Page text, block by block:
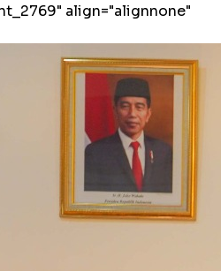
align="alignnone"